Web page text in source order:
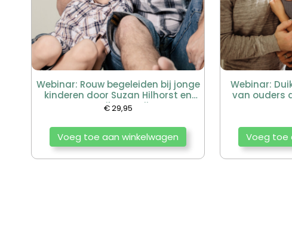
Webinar: Rouw begeleiden bij jonge
kinderen door Suzan Hilhorst en
Mariken Spuij
€29,95
Voeg toe aan winkelwagen
Webinar:
van ouders
Voeg toe